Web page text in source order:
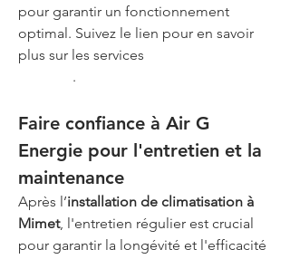
pour garantir un fonctionnement
optimal. Suivez le lien pour en savoir
plus sur les services
.
Faire confiance à Air G
Energie pour l'entretien et la
maintenance
Après l’installation de climatisation à
Mimet, l'entretien régulier est crucial
pour garantir la longévité et l'efficacité